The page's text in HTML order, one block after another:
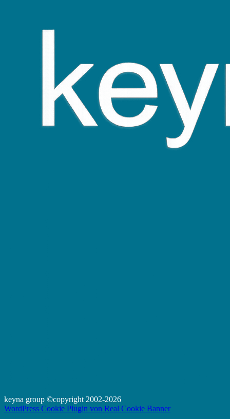
keyna group ©copyright 2002-2026
WordPress Cookie Plugin von Real Cookie Banner